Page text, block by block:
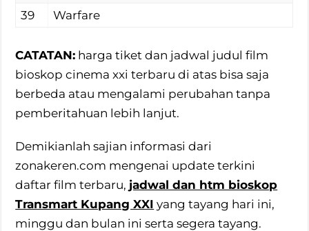
39
Warfare
CATATAN: harga tiket dan jadwal judul film
bioskop cinema xxi terbaru di atas bisa saja
berbeda atau mengalami perubahan tanpa
pemberitahuan lebih lanjut.
Demikianlah sajian informasi dari
zonakeren.com mengenai update terkini
daftar film terbaru, jadwal dan htm bioskop
Transmart Kupang XXI yang tayang hari ini,
minggu dan bulan ini serta segera tayang.